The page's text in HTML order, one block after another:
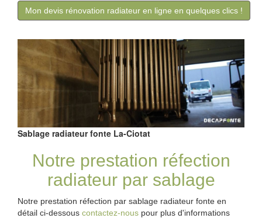
Mon devis rénovation radiateur en ligne en quelques clics !
Sablage radiateur fonte La-Ciotat
Notre prestation réfection
radiateur par sablage
Notre prestation réfection par sablage radiateur fonte en
détail ci-dessous contactez-nous pour plus d'informations